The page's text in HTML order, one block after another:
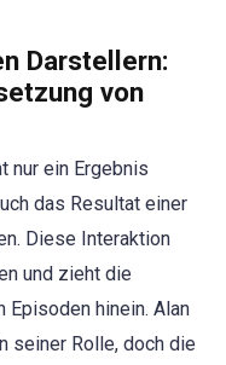
Darstellern:
von
nur ein Ergebnis
das Resultat einer
Diese Interaktion
und zieht die
Episoden hinein. Alan
seiner Rolle, doch die